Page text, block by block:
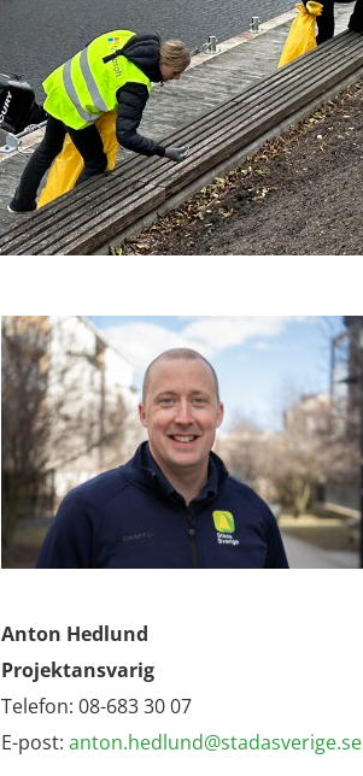
Anton Hedlund
Projektansvarig
Telefon: 08-683 30 07
E-post: anton.hedlund@stadasverige.se